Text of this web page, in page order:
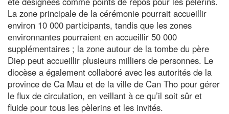
La zone principale de la cérémonie pourrait accueillir
environ 10 000 participants, tandis que les zones
environnantes pourraient en accueillir 50 000
supplémentaires ; la zone autour de la tombe du père
Diep peut accueillir plusieurs milliers de personnes. Le
diocèse a également collaboré avec les autorités de la
province de Ca Mau et de la ville de Can Tho pour gérer
le flux de circulation, en veillant à ce qu’il soit sûr et
fluide pour tous les pèlerins et les invités.